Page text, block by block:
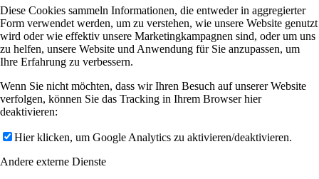
Diese Cookies sammeln Informationen, die entweder in aggregierter
Form verwendet werden, um zu verstehen, wie unsere Website genutzt
wird oder wie effektiv unsere Marketingkampagnen sind, oder um uns
zu helfen, unsere Website und Anwendung für Sie anzupassen, um
Ihre Erfahrung zu verbessern.
Wenn Sie nicht möchten, dass wir Ihren Besuch auf unserer Website
verfolgen, können Sie das Tracking in Ihrem Browser hier
deaktivieren:
Hier klicken, um Google Analytics zu aktivieren/deaktivieren.
Andere externe Dienste